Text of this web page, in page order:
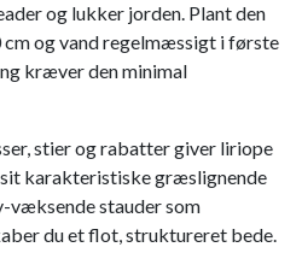
og lukker jorden. Plant den
cm og vand regelmæssigt i første
kræver den minimal
stier og rabatter giver liriope
karakteristiske græslignende
væksende stauder som
du et flot, struktureret bede.